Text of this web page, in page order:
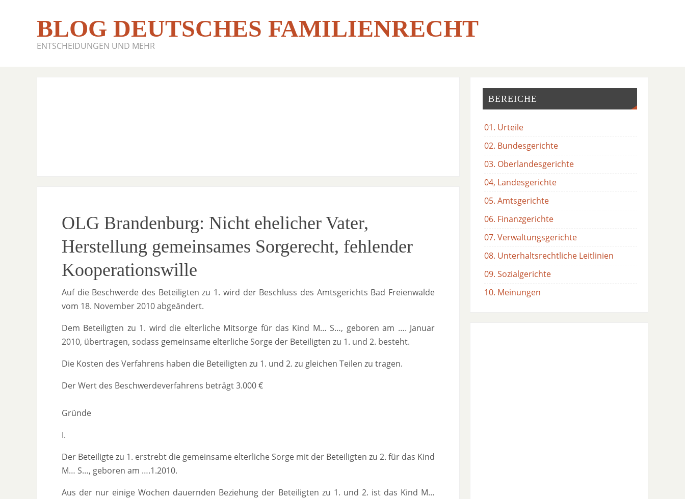
BLOG DEUTSCHES FAMILIENRECHT
ENTSCHEIDUNGEN UND MEHR
OLG Brandenburg: Nicht ehelicher Vater,
Herstellung gemeinsames Sorgerecht, fehlender
Kooperationswille
Auf die Beschwerde des Beteiligten zu 1. wird der Beschluss des Amtsgerichts Bad Freienwalde
vom 18. November 2010 abgeändert.
Dem Beteiligten zu 1. wird die elterliche Mitsorge für das Kind M… S…, geboren am …. Januar
2010, übertragen, sodass gemeinsame elterliche Sorge der Beteiligten zu 1. und 2. besteht.
Die Kosten des Verfahrens haben die Beteiligten zu 1. und 2. zu gleichen Teilen zu tragen.
Der Wert des Beschwerdeverfahrens beträgt 3.000 €
Gründe
I.
Der Beteiligte zu 1. erstrebt die gemeinsame elterliche Sorge mit der Beteiligten zu 2. für das Kind
M… S…, geboren am ….1.2010.
Aus der nur einige Wochen dauernden Beziehung der Beteiligten zu 1. und 2. ist das Kind M…
BEREICHE
01. Urteile
02. Bundesgerichte
03. Oberlandesgerichte
04, Landesgerichte
05. Amtsgerichte
06. Finanzgerichte
07. Verwaltungsgerichte
08. Unterhaltsrechtliche Leitlinien
09. Sozialgerichte
10. Meinungen